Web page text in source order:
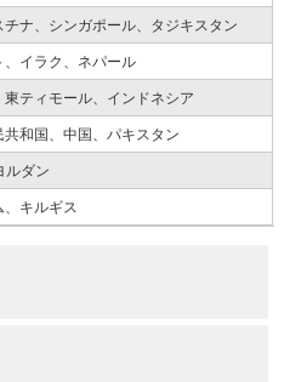
ナ、シンガポール、タジキスタン
、イラク、ネパール
ティモール、インドネシア
和国、中国、パキスタン
ルダン
キルギス